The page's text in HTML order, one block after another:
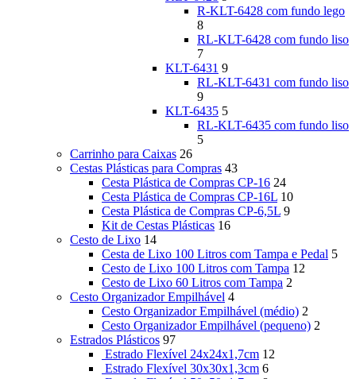
R-KLT-6428 com fundo lego
8
RL-KLT-6428 com fundo liso
7
KLT-6431 9
RL-KLT-6431 com fundo liso
9
KLT-6435 5
RL-KLT-6435 com fundo liso
5
Carrinho para Caixas 26
Cestas Plásticas para Compras 43
Cesta Plástica de Compras CP-16 24
Cesta Plástica de Compras CP-16L 10
Cesta Plástica de Compras CP-6,5L 9
Kit de Cestas Plásticas 16
Cesto de Lixo 14
Cesta de Lixo 100 Litros com Tampa e Pedal 5
Cesto de Lixo 100 Litros com Tampa 12
Cesto de Lixo 60 Litros com Tampa 2
Cesto Organizador Empilhável 4
Cesto Organizador Empilhável (médio) 2
Cesto Organizador Empilhável (pequeno) 2
Estrados Plásticos 97
Estrado Flexível 24x24x1,7cm 12
Estrado Flexível 30x30x1,3cm 6